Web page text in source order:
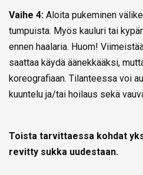
Vaihe 4: Aloita pukeminen
tumpuista. Myös kauluri tai
ennen haalaria. Huom!
saattaa käydä äänekkääksi,
koreografiaan. Tilanteessa voi
kuuntelu ja/tai hoilaus sekä
Toista tarvittaessa kohdat
revitty sukka uudestaan.